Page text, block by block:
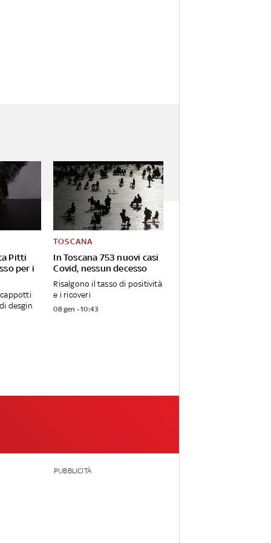
Pitti
per i
desgin
In Toscana 753 nuovi casi
Covid, nessun decesso
TOSCANA
Risalgono il tasso di positività
e i ricoveri
08 gen - 10:43
PUBBLICITÀ